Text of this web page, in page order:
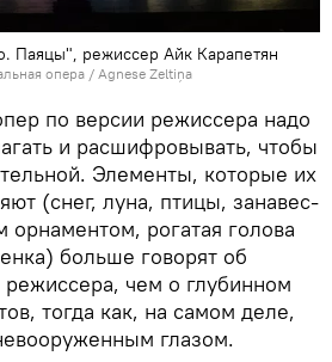
Паяцы", режиссер Айк Карапетян
опера / Agnese Zeltiņa
по версии режиссера надо
и расшифровывать, чтобы
Элементы, которые их
(снег, луна, птицы, занавес-
орнаментом, рогатая голова
больше говорят об
режиссера, чем о глубинном
тогда как, на самом деле,
глазом.